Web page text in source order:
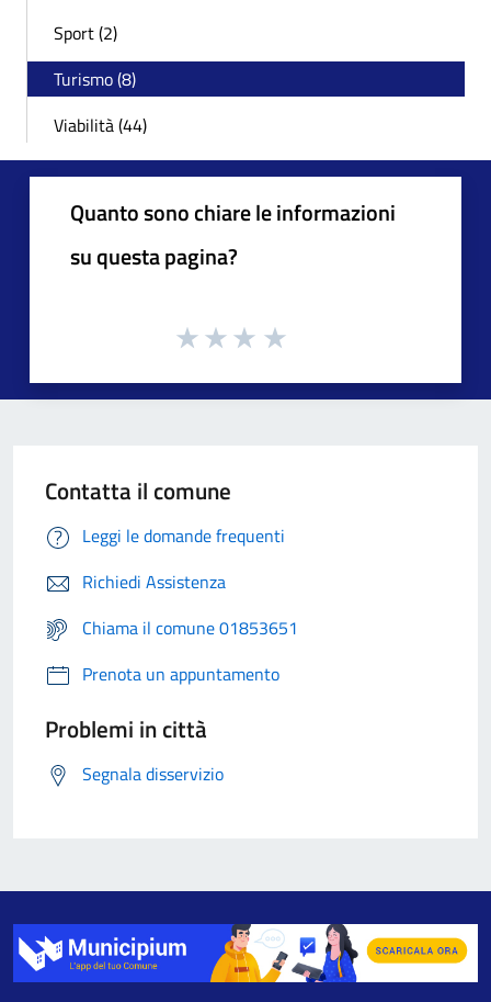
Sport (2)
Turismo (8)
Viabilità (44)
Quanto sono chiare le informazioni
su questa pagina?
Contatta il comune
Leggi le domande frequenti
Richiedi Assistenza
Chiama il comune 01853651
Prenota un appuntamento
Problemi in città
Segnala disservizio